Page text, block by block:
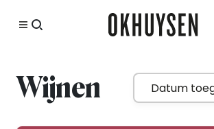
Wijnen